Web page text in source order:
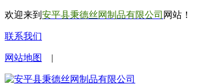
欢迎来到 安平县秉德丝网制品有限公司 网站！
联系我们
网站地图 |